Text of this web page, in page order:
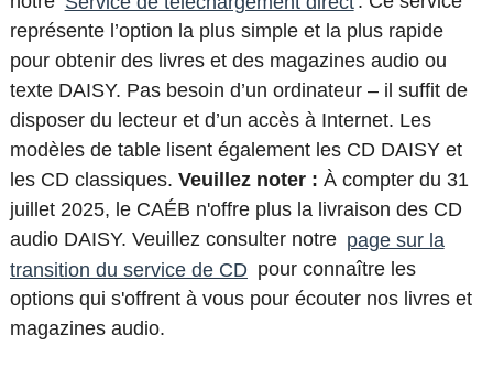
représente l’option la plus simple et la plus rapide
pour obtenir des livres et des magazines audio ou
texte DAISY. Pas besoin d’un ordinateur – il suffit de
disposer du lecteur et d’un accès à Internet. Les
modèles de table lisent également les CD DAISY et
les CD classiques. Veuillez noter : À compter du 31
juillet 2025, le CAÉB n'offre plus la livraison des CD
audio DAISY. Veuillez consulter notre page sur la
transition du service de CD pour connaître les
options qui s'offrent à vous pour écouter nos livres et
magazines audio.